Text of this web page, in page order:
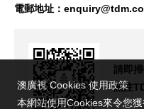
電郵地址：
請即
關注
澳廣視 Cookies 使用政策
本網站使用Cookies來令您